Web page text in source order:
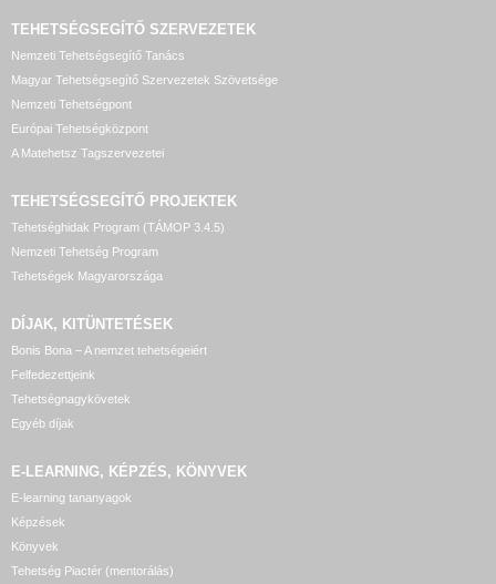
TEHETSÉGSEGÍTŐ SZERVEZETEK
Nemzeti Tehetségsegítő Tanács
Magyar Tehetségsegítő Szervezetek Szövetsége
Nemzeti Tehetségpont
Európai Tehetségközpont
A Matehetsz Tagszervezetei
TEHETSÉGSEGÍTŐ PROJEKTEK
Tehetséghidak Program (TÁMOP 3.4.5)
Nemzeti Tehetség Program
Tehetségek Magyarországa
DÍJAK, KITÜNTETÉSEK
Bonis Bona – A nemzet tehetségeiért
Felfedezettjeink
Tehetségnagykövetek
Egyéb díjak
E-LEARNING, KÉPZÉS, KÖNYVEK
E-learning tananyagok
Képzések
Könyvek
Tehetség Piactér (mentorálás)